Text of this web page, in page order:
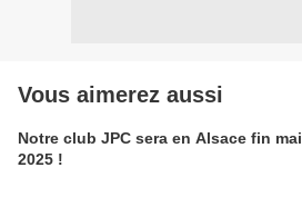
Vous aimerez aussi
Notre club JPC sera en Alsace fin mai
2025 !